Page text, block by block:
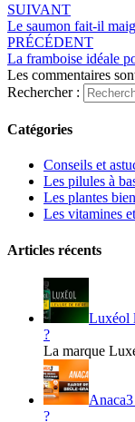
SUIVANT
Le saumon fait-il
PRÉCÉDENT
La framboise idéale
Les commentaires
Rechercher :
Catégories
Conseils et
Les pilules à
Les plantes
Les vitamines
Articles récents
Luxéol
?
La marque
?